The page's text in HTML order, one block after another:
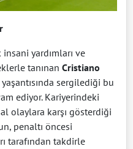
yardımları ve
tanınan Cristiano
sergilediği bu
ediyor. Kariyerindeki
olaylara karşı gösterdiği
penaltı öncesi
tarafından takdirle